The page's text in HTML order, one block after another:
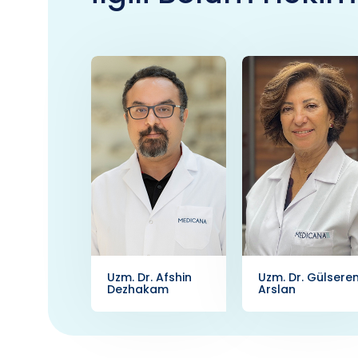
Uzm. Dr. Afshin
Dezhakam
Uzm. Dr.
Arslan